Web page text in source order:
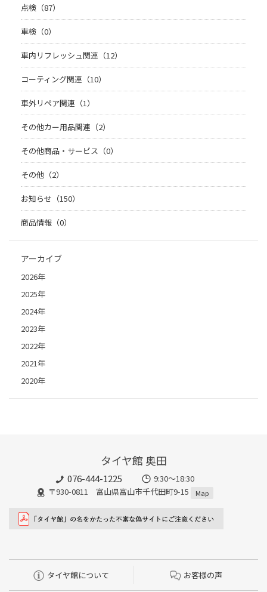
点検（87）
車検（0）
車内リフレッシュ関連（12）
コーティング関連（10）
車外リペア関連（1）
その他カー用品関連（2）
その他商品・サービス（0）
その他（2）
お知らせ（150）
商品情報（0）
アーカイブ
2026年
2025年
2024年
2023年
2022年
2021年
2020年
タイヤ館 奥田
076-444-1225
9:30～18:30
〒930-0811 富山県富山市千代田町9-15
Map
タイヤ館について お客様の声